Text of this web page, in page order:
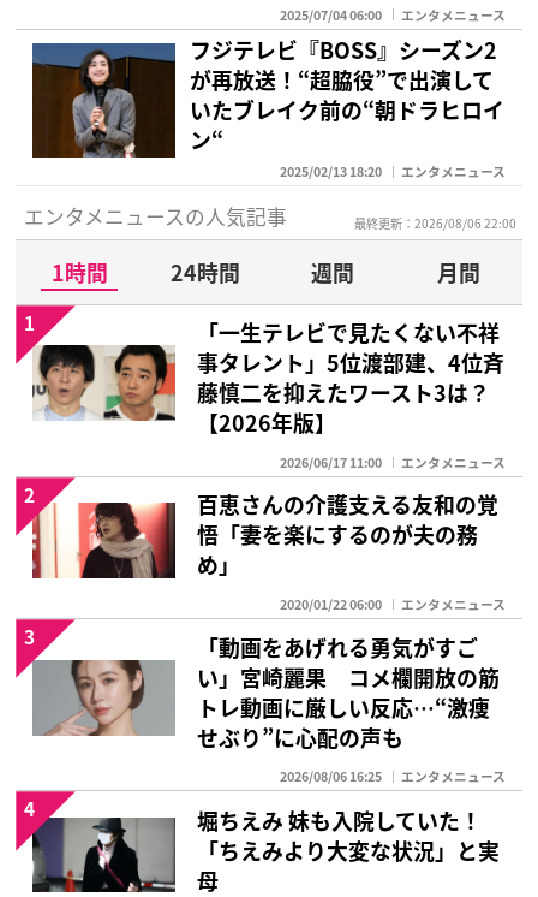
2025/07/04 06:00 エンタメニュース
フジテレビ『BOSS』シーズン2
が再放送！“超脇役”で出演して
いたブレイク前の“朝ドラヒロイ
ン“
2025/02/13 18:20 エンタメニュース
エンタメニュースの人気記事 最終更新：2026/08/06 22:00
1時間 24時間 週間
月間
「一生テレビで見たくない不祥
事タレント」5位渡部建、4位斉
藤慎二を抑えたワースト3は？
【2026年版】
2026/06/17 11:00 エンタメニュース
1
百恵さんの介護支える友和の覚
悟「妻を楽にするのが夫の務
め」
2020/01/22 06:00 エンタメニュース
2
「動画をあげれる勇気がすご
い」宮崎麗果 コメ欄開放の筋
トレ動画に厳しい反応…“激痩
せぶり”に心配の声も
2026/08/06 16:25 エンタメニュース
3
堀ちえみ 妹も入院していた！
「ちえみより大変な状況」と実
母
4